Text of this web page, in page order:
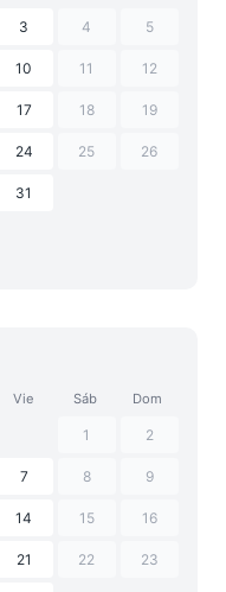
3 4 5
10 11 12
17 18 19
24 25 26
31
Vie Sáb Dom
1 2
7 8 9
14 15 16
21 22 23